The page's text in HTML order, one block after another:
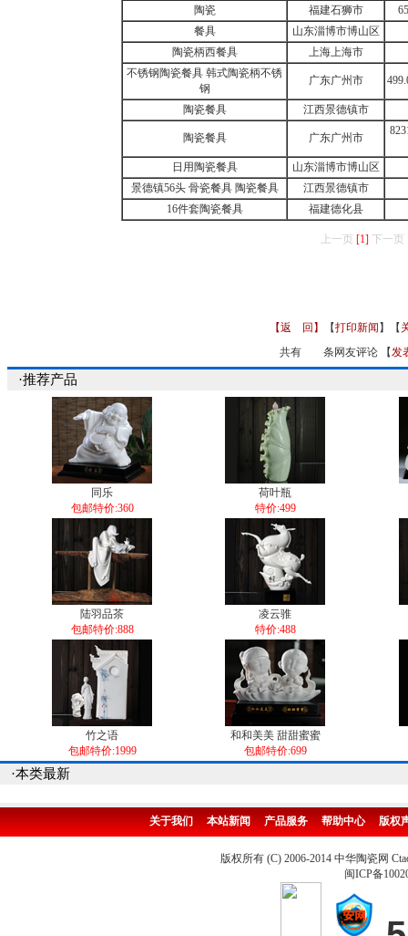
陶瓷
福建石狮市
餐具
山东淄博市博山区
陶瓷柄西餐具
上海上海市
不锈钢陶瓷餐具 韩式陶瓷柄不锈
钢
广东广州市
陶瓷餐具 江西景德镇市
陶瓷餐具 广东广州市
日用陶瓷餐具
山东淄博市博山区
景德镇56头 骨瓷餐具 陶瓷餐具
江西景德镇市
16件套陶瓷餐具
福建德化县
上一页 [1] 下一页
【返 回】 【打印新闻 】【
共有
条网友评论 【发
·推荐产品
同乐
包邮特价:360
荷叶瓶
特价:499
陆羽品茶
包邮特价:888
凌云骓
特价:488
竹之语
包邮特价:1999
和和美美 甜甜蜜蜜
包邮特价:699
·本类最新
关于我们 本站新闻 产品服务 帮助中心 版权
版权所有 (C) 2006-2014 中华陶瓷网
闽ICP备